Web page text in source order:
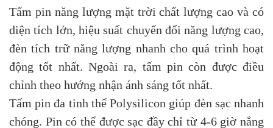
Tấm pin năng lượng mặt trời chất lượng cao và có
diện tích lớn, hiệu suất chuyển đổi năng lượng cao,
đèn tích trữ năng lượng nhanh cho quá trình hoạt
động tốt nhất. Ngoài ra, tấm pin còn được điều
chỉnh theo hướng nhận ánh sáng tốt nhất.
Tấm pin đa tinh thể Polysilicon giúp đèn sạc nhanh
chóng. Pin có thể được sạc đầy chỉ từ 4-6 giờ nắng